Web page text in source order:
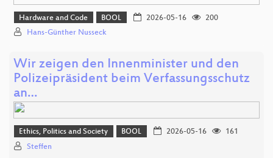
Hardware and Code BOOL 2026-05-16
200
Hans-Günther Nusseck
Wir zeigen den Innenminister und den
Polizeipräsident beim Verfassungsschutz
an…
Ethics, Politics and Society BOOL 2026-05-16
161
Steffen